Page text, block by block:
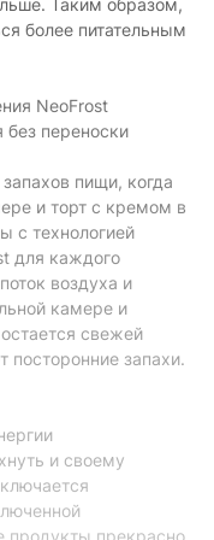
Таким образом,
более питательным
NeoFrost
переноски
пищи, когда
и торт с кремом в
с технологией
для каждого
воздуха и
камере и
свежей
посторонние запахи.
и своему
продукты прекрасно